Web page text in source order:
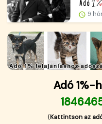
9
Adó 1%-
(Kattintson az